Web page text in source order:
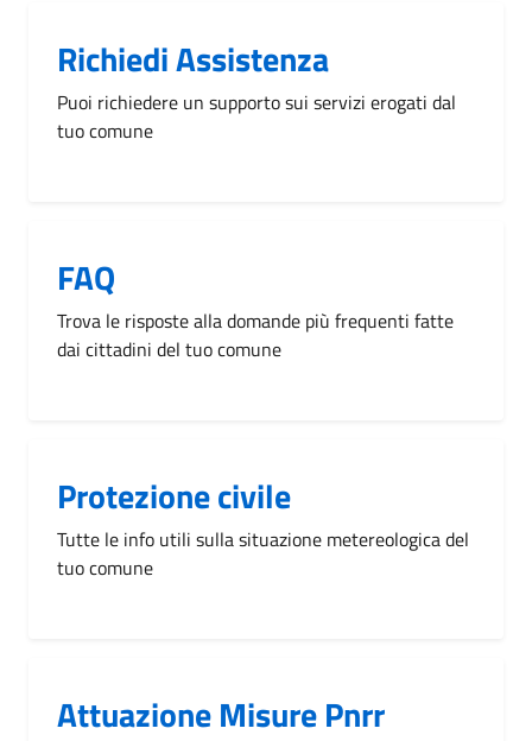
Richiedi Assistenza
Puoi richiedere un supporto sui servizi erogati dal
tuo comune
FAQ
Trova le risposte alla domande più frequenti fatte
dai cittadini del tuo comune
Protezione civile
Tutte le info utili sulla situazione metereologica del
tuo comune
Attuazione Misure Pnrr